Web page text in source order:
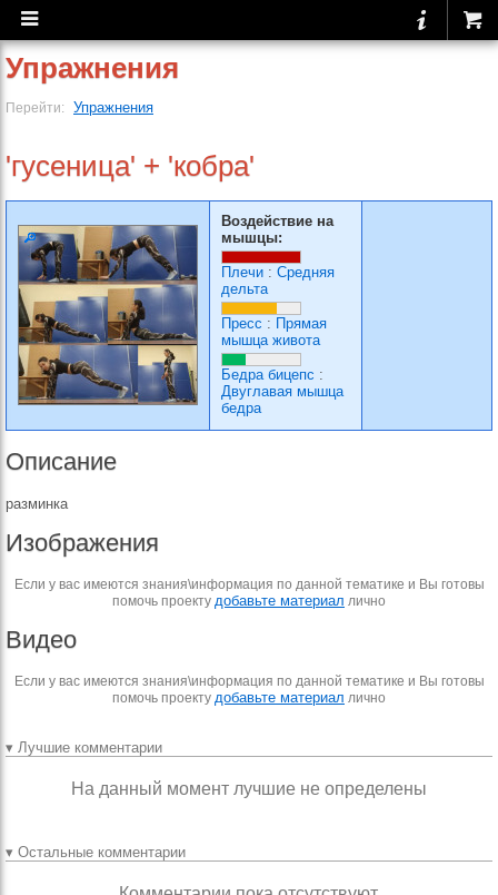
Упражнения
Перейти: Упражнения
'гусеница' + 'кобра'
Воздействие на
мышцы:
Плечи : Средняя
дельта
Пресс : Прямая
мышца живота
Бедра бицепс :
Двуглавая мышца
бедра
Описание
разминка
Изображения
Если у вас имеются знания\информация по данной тематике и Вы готовы
помочь проекту добавьте материал лично
Видео
Если у вас имеются знания\информация по данной тематике и Вы готовы
помочь проекту добавьте материал лично
▾ Лучшие комментарии
На данный момент лучшие не определены
▾ Остальные комментарии